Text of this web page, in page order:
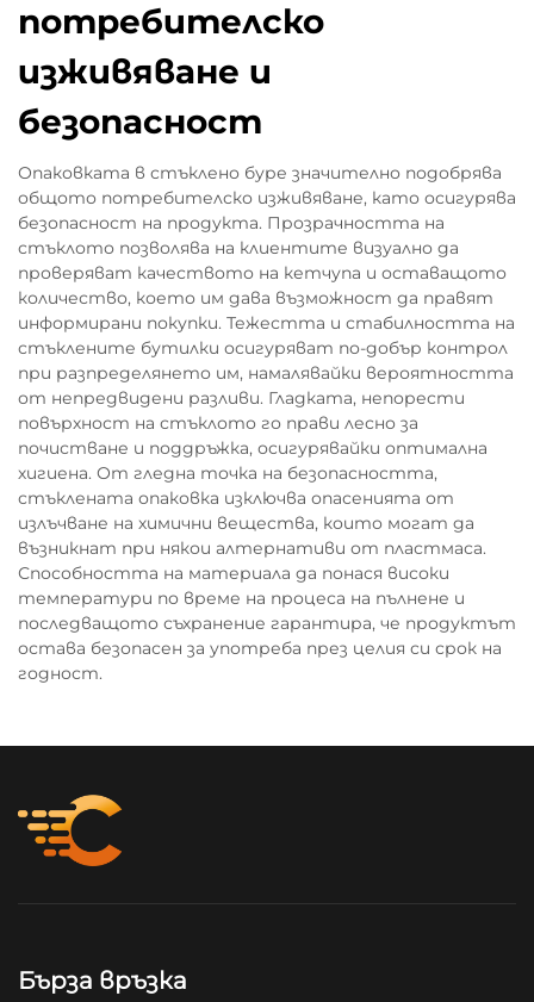
потребителско
изживяване и
безопасност
Опаковката в стъклено буре значително подобрява
общото потребителско изживяване, като осигурява
безопасност на продукта. Прозрачността на
стъклото позволява на клиентите визуално да
проверяват качеството на кетчупа и оставащото
количество, което им дава възможност да правят
информирани покупки. Тежестта и стабилността на
стъклените бутилки осигуряват по-добър контрол
при разпределянето им, намалявайки вероятността
от непредвидени разливи. Гладката, непорести
повърхност на стъклото го прави лесно за
почистване и поддръжка, осигурявайки оптимална
хигиена. От гледна точка на безопасността,
стъклената опаковка изключва опасенията от
излъчване на химични вещества, които могат да
възникнат при някои алтернативи от пластмаса.
Способността на материала да понася високи
температури по време на процеса на пълнене и
последващото съхранение гарантира, че продуктът
остава безопасен за употреба през целия си срок на
годност.
Бърза връзка